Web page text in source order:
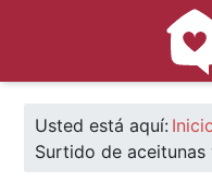
navegación
principal
de
Usted está aquí:
Surtido de aceitunas